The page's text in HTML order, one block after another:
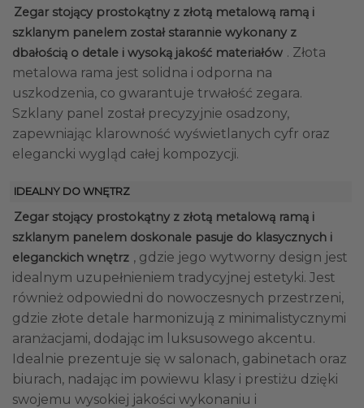
Zegar stojący prostokątny z złotą metalową ramą i
szklanym panelem został starannie wykonany z
dbałością o detale i wysoką jakość materiałów . Złota
metalowa rama jest solidna i odporna na
uszkodzenia, co gwarantuje trwałość zegara.
Szklany panel został precyzyjnie osadzony,
zapewniając klarowność wyświetlanych cyfr oraz
elegancki wygląd całej kompozycji.
IDEALNY DO WNĘTRZ
Zegar stojący prostokątny z złotą metalową ramą i
szklanym panelem doskonale pasuje do klasycznych i
eleganckich wnętrz , gdzie jego wytworny design jest
idealnym uzupełnieniem tradycyjnej estetyki. Jest
również odpowiedni do nowoczesnych przestrzeni,
gdzie złote detale harmonizują z minimalistycznymi
aranżacjami, dodając im luksusowego akcentu.
Idealnie prezentuje się w salonach, gabinetach oraz
biurach, nadając im powiewu klasy i prestiżu dzięki
swojemu wysokiej jakości wykonaniu i